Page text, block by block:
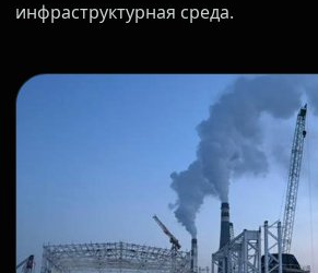
инфраструктурная среда.